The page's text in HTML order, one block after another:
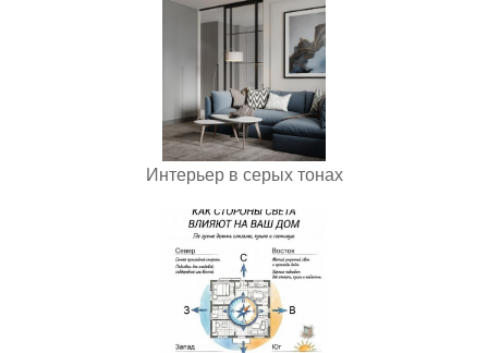
Интерьер в серых тонах